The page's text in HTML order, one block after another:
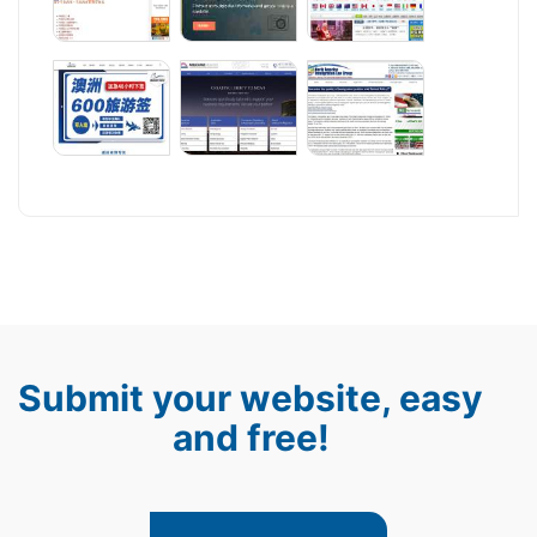
Submit your website, easy
and free!